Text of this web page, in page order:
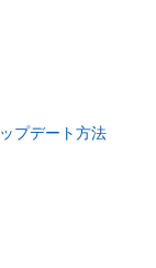
プデート方法